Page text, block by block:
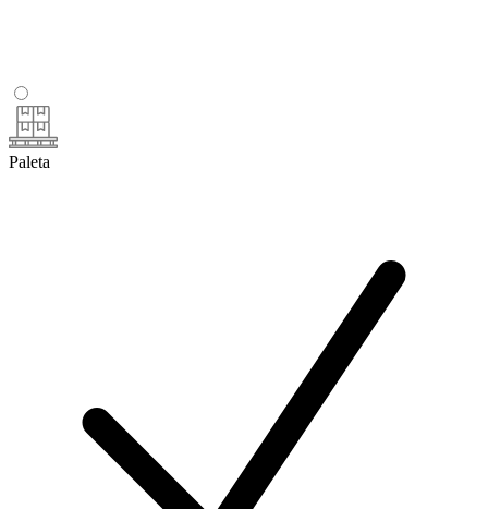
Paleta